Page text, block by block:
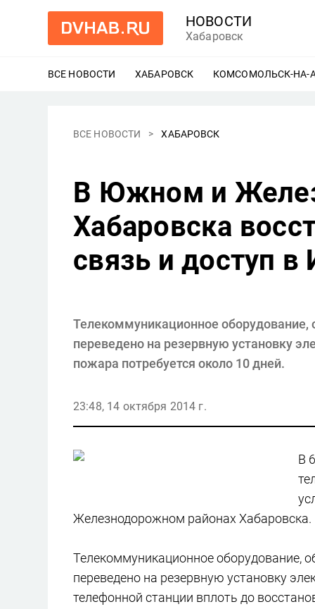
НОВОСТИ
Хабаровск
ВСЕ НОВОСТИ ХАБАРОВСК ЕЩЕ
КОМСОМОЛЬСК-НА-
ВСЕ НОВОСТИ ХАБАРОВСК
В Южном и
Хабаровска
связь и доступ в
Телекоммуникационное оборудование,
переведено на резервную установку
пожара потребуется около 10 дней.
23:48, 14 октября 2014 г.
В
Железнодорожном районах Хабаровска.
Телекоммуникационное оборудование,
переведено на резервную установку
телефонной станции вплоть до